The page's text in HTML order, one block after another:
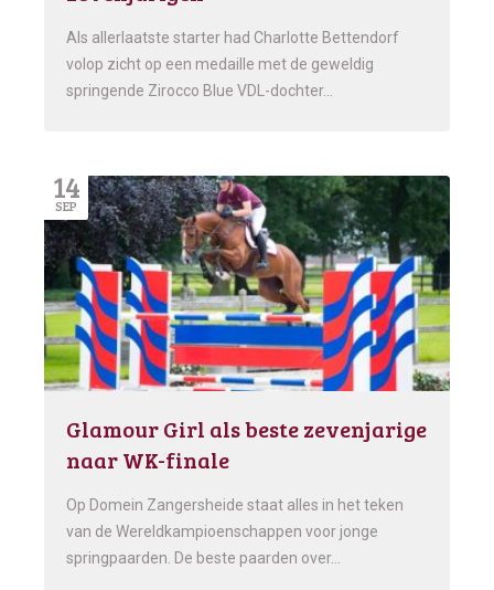
Als allerlaatste starter had Charlotte Bettendorf
volop zicht op een medaille met de geweldig
springende Zirocco Blue VDL-dochter…
14
SEP
Glamour Girl als beste zevenjarige
naar WK-finale
Op Domein Zangersheide staat alles in het teken
van de Wereldkampioenschappen voor jonge
springpaarden. De beste paarden over…